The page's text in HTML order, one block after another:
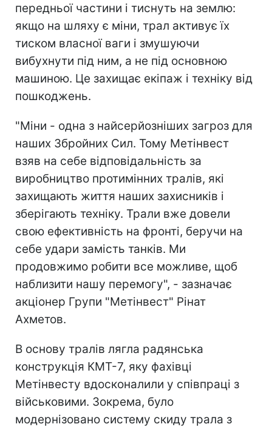
передньої частини і тиснуть на землю:
якщо на шляху є міни, трал активує їх
тиском власної ваги і змушуючи
вибухнути під ним, а не під основною
машиною. Це захищає екіпаж і техніку від
пошкоджень.
"Міни - одна з найсерйозніших загроз для
наших Збройних Сил. Тому Метінвест
взяв на себе відповідальність за
виробництво протимінних тралів, які
захищають життя наших захисників і
зберігають техніку. Трали вже довели
свою ефективність на фронті, беручи на
себе удари замість танків. Ми
продовжимо робити все можливе, щоб
наблизити нашу перемогу", - зазначає
акціонер Групи "Метінвест" Рінат
Ахметов.
В основу тралів лягла радянська
конструкція КМТ-7, яку фахівці
Метінвесту вдосконалили у співпраці з
військовими. Зокрема, було
модернізовано систему скиду трала з